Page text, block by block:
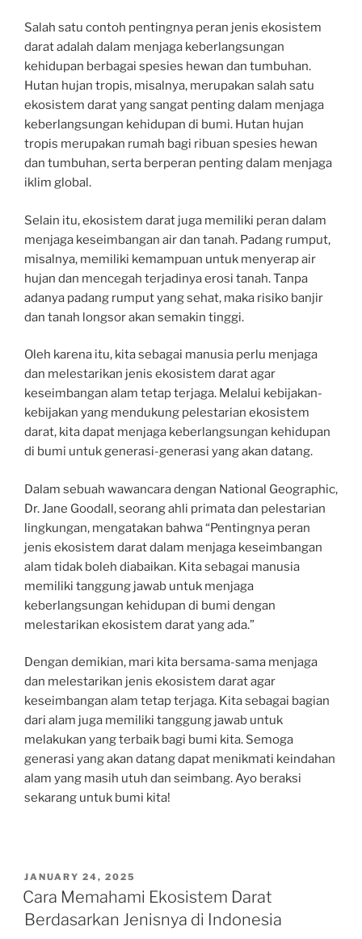
Salah satu contoh pentingnya peran jenis ekosistem
darat adalah dalam menjaga keberlangsungan
kehidupan berbagai spesies hewan dan tumbuhan.
Hutan hujan tropis, misalnya, merupakan salah satu
ekosistem darat yang sangat penting dalam menjaga
keberlangsungan kehidupan di bumi. Hutan hujan
tropis merupakan rumah bagi ribuan spesies hewan
dan tumbuhan, serta berperan penting dalam menjaga
iklim global.
Selain itu, ekosistem darat juga memiliki peran dalam
menjaga keseimbangan air dan tanah. Padang rumput,
misalnya, memiliki kemampuan untuk menyerap air
hujan dan mencegah terjadinya erosi tanah. Tanpa
adanya padang rumput yang sehat, maka risiko banjir
dan tanah longsor akan semakin tinggi.
Oleh karena itu, kita sebagai manusia perlu menjaga
dan melestarikan jenis ekosistem darat agar
keseimbangan alam tetap terjaga. Melalui kebijakan-
kebijakan yang mendukung pelestarian ekosistem
darat, kita dapat menjaga keberlangsungan kehidupan
di bumi untuk generasi-generasi yang akan datang.
Dalam sebuah wawancara dengan National Geographic,
Dr. Jane Goodall, seorang ahli primata dan pelestarian
lingkungan, mengatakan bahwa “Pentingnya peran
jenis ekosistem darat dalam menjaga keseimbangan
alam tidak boleh diabaikan. Kita sebagai manusia
memiliki tanggung jawab untuk menjaga
keberlangsungan kehidupan di bumi dengan
melestarikan ekosistem darat yang ada.”
Dengan demikian, mari kita bersama-sama menjaga
dan melestarikan jenis ekosistem darat agar
keseimbangan alam tetap terjaga. Kita sebagai bagian
dari alam juga memiliki tanggung jawab untuk
melakukan yang terbaik bagi bumi kita. Semoga
generasi yang akan datang dapat menikmati keindahan
alam yang masih utuh dan seimbang. Ayo beraksi
sekarang untuk bumi kita!
POSTED
ON
JANUARY 24, 2025
Cara Memahami Ekosistem Darat
Berdasarkan Jenisnya di Indonesia